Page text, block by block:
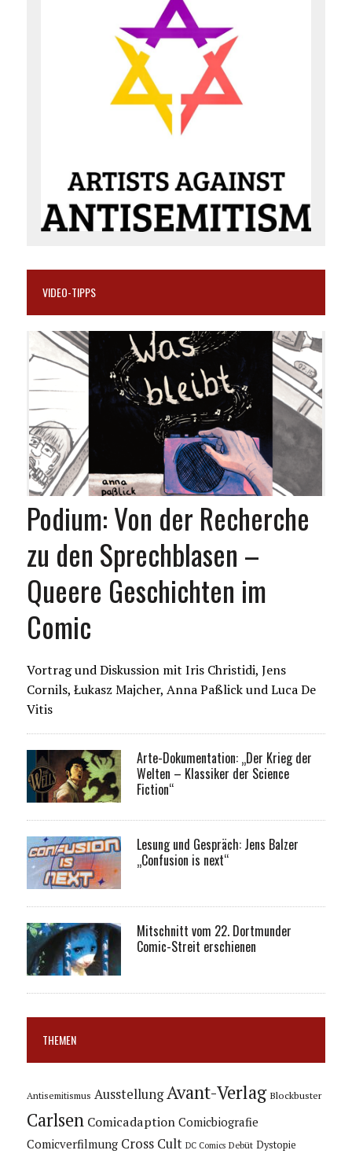
VIDEO-TIPPS
Podium: Von der Recherche
zu den Sprechblasen –
Queere Geschichten im
Comic
Vortrag und Diskussion mit Iris Christidi, Jens
Cornils, Łukasz Majcher, Anna Paßlick und Luca De
Vitis
Arte-Dokumentation: „Der Krieg der
Welten – Klassiker der Science
Fiction“
Lesung und Gespräch: Jens Balzer
„Confusion is next“
Mitschnitt vom 22. Dortmunder
Comic-Streit erschienen
THEMEN
Antisemitismus Ausstellung Avant-Verlag Blockbuster
Carlsen Comicadaption Comicbiografie
Comicverfilmung Cross Cult DC Comics Debüt Dystopie